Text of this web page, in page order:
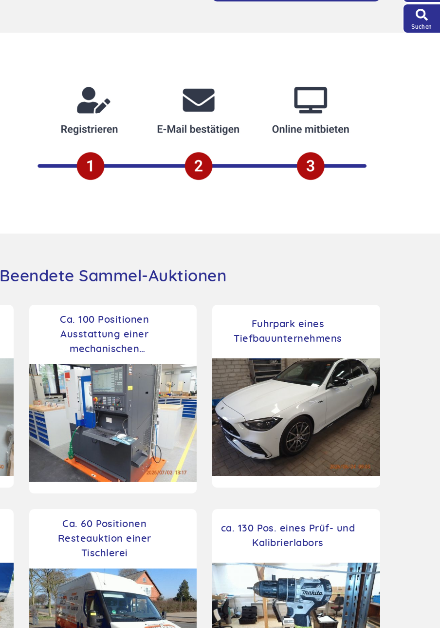
Suchen
Beendete Sammel-Auktionen
Ca. 100 Positionen
Ausstattung einer
mechanischen
Ausbildungswerkstatt und -
schweißerei
Fuhrpark eines
Tiefbauunternehmens
Ca. 60 Positionen
Resteauktion einer
Tischlerei
ca. 130 Pos. eines Prüf- und
Kalibrierlabors